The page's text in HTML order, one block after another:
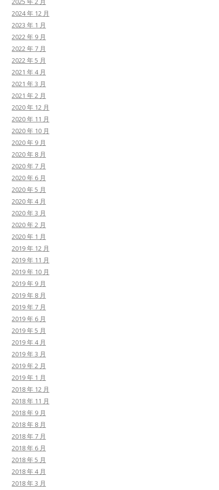
2024 年 12 月
2023 年 1 月
2022 年 9 月
2022 年 7 月
2022 年 5 月
2021 年 4 月
2021 年 3 月
2021 年 2 月
2020 年 12 月
2020 年 11 月
2020 年 10 月
2020 年 9 月
2020 年 8 月
2020 年 7 月
2020 年 6 月
2020 年 5 月
2020 年 4 月
2020 年 3 月
2020 年 2 月
2020 年 1 月
2019 年 12 月
2019 年 11 月
2019 年 10 月
2019 年 9 月
2019 年 8 月
2019 年 7 月
2019 年 6 月
2019 年 5 月
2019 年 4 月
2019 年 3 月
2019 年 2 月
2019 年 1 月
2018 年 12 月
2018 年 11 月
2018 年 9 月
2018 年 8 月
2018 年 7 月
2018 年 6 月
2018 年 5 月
2018 年 4 月
2018 年 3 月